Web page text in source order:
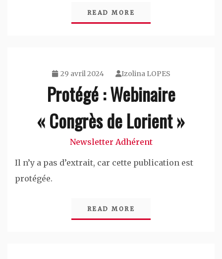
READ MORE
29 avril 2024 Izolina LOPES
Protégé : Webinaire
« Congrès de Lorient »
Newsletter Adhérent
Il n’y a pas d’extrait, car cette publication est
protégée.
READ MORE